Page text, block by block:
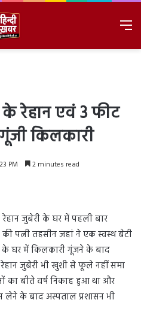
रेहान एवं 3 फीट
किलकारी
PM 2 minutes read
जुबेरी के घर में पहली बार
पत्नी तहसीन जहां ने एक स्वस्थ बेटी
के घर में किलकारी गूंजने के बाद
जुबेरी भी खुशी से फूले नहीं समा
का बीते वर्ष निकाह हुआ था और
के बाद अस्पताल प्रशासन भी